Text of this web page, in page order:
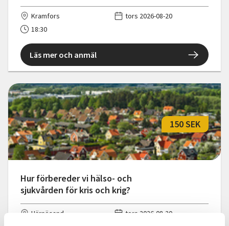
Kramfors
tors 2026-08-20
18:30
Läs mer och anmäl
Hur förbereder vi hälso- och
sjukvården för kris och krig?
150 SEK
Härnösand
tors 2026-08-20